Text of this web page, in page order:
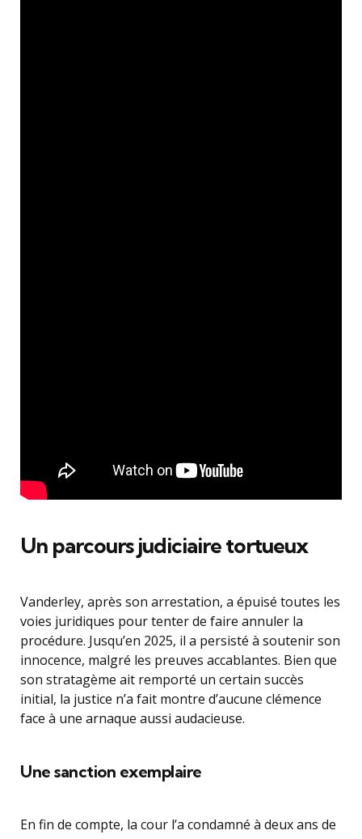
Un parcours judiciaire tortueux
Vanderley, après son arrestation, a épuisé toutes les
voies juridiques pour tenter de faire annuler la
procédure. Jusqu’en 2025, il a persisté à soutenir son
innocence, malgré les preuves accablantes. Bien que
son stratagème ait remporté un certain succès
initial, la justice n’a fait montre d’aucune clémence
face à une arnaque aussi audacieuse.
Une sanction exemplaire
En fin de compte, la cour l’a condamné à deux ans de